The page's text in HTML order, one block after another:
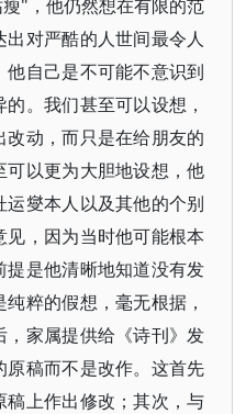
"，他仍然想在有限的范
对严酷的人世间最令人
自己是不可能不意识到
。我们甚至可以设想，
动，而只是在给朋友的
以更为大胆地设想，他
燮本人以及其他的个别
，因为当时他可能根本
是他清晰地知道没有发
粹的假想，毫无根据，
家属提供给《诗刊》发
稿而不是改作。这首先
上作出修改；其次，与